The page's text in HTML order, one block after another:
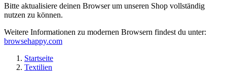
Bitte aktualisiere deinen Browser um unseren Shop vollständig
nutzen zu können.
Weitere Informationen zu modernen Browsern findest du unter:
browsehappy.com
Startseite
Textilien